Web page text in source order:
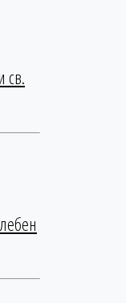
св.